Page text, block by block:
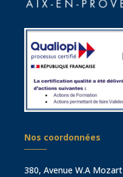
Nos coordonnées
380, Avenue W.A Mozart